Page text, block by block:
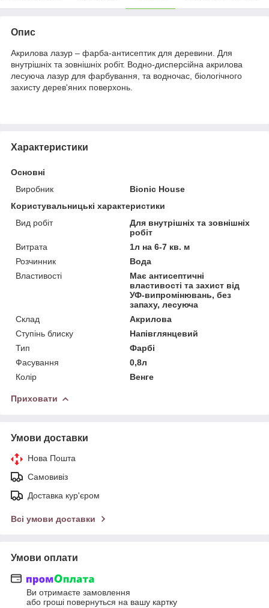
Опис
Акрилова лазур – фарба-антисептик для деревини. Для
внутрішніх та зовнішніх робіт. Водно-дисперсійна акрилова
лесуюча лазур для фарбування, та водночас, біологічного
захисту дерев'яних поверхонь.
Характеристики
Основні
Виробник
Bionic House
Користувальницькі характеристики
Вид робіт
Для внутрішніх та зовнішніх
робіт
Витрата
1л на 6-7 кв. м
Розчинник
Вода
Властивості
Має антисептичні
властивості та захист від
УФ-випромінювань, без
запаху, лесуюча
Склад
Акрилова
Ступінь блиску
Напівглянцевий
Тип
Фарбі
Фасування
0,8л
Колір
Венге
Приховати
Умови доставки
Нова Пошта
Самовивіз
Доставка кур'єром
Всі умови доставки
Умови оплати
Ви отримаєте замовлення
або гроші повернуться на вашу картку